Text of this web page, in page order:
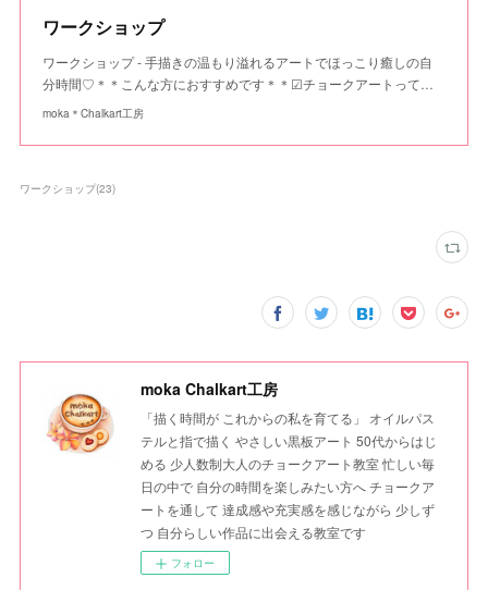
ワークショップ
ワークショップ - 手描きの温もり溢れるアートでほっこり癒しの自
分時間♡＊＊こんな方におすすめです＊＊☑チョークアートって…
moka＊Chalkart工房
ワークショップ(23)
moka Chalkart工房
「描く時間が これからの私を育てる」 オイルパス
テルと指で描く やさしい黒板アート 50代からはじ
める 少人数制大人のチョークアート教室 忙しい毎
日の中で 自分の時間を楽しみたい方へ チョークア
ートを通して 達成感や充実感を感じながら 少しず
つ 自分らしい作品に出会える教室です
フォロー